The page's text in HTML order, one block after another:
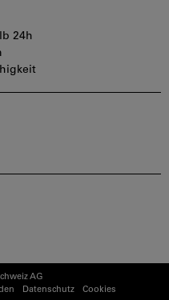
24h
AG
Datenschutz Cookies